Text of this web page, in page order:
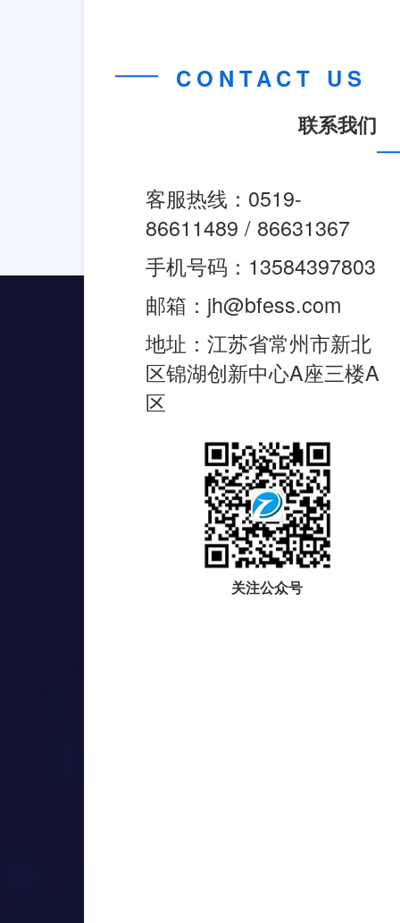
CONTACT US
联系我们
客服热线：0519-
86611489 / 86631367
手机号码：13584397803
邮箱：jh@bfess.com
地址：江苏省常州市新北
区锦湖创新中心A座三楼A
区
关注公众号